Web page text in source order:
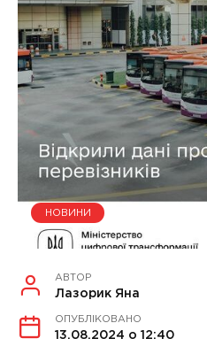
НОВИНИ
АВТОР
Лазорик Яна
ОПУБЛІКОВАНО
13.08.2024 о 12:40